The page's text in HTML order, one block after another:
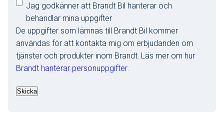
Jag godkänner att Brandt Bil hanterar och
behandlar mina uppgifter
De uppgifter som lämnas till Brandt Bil kommer
användas för att kontakta mig om erbjudanden om
tjänster och produkter inom Brandt. Läs mer om hur
Brandt hanterar personuppgifter